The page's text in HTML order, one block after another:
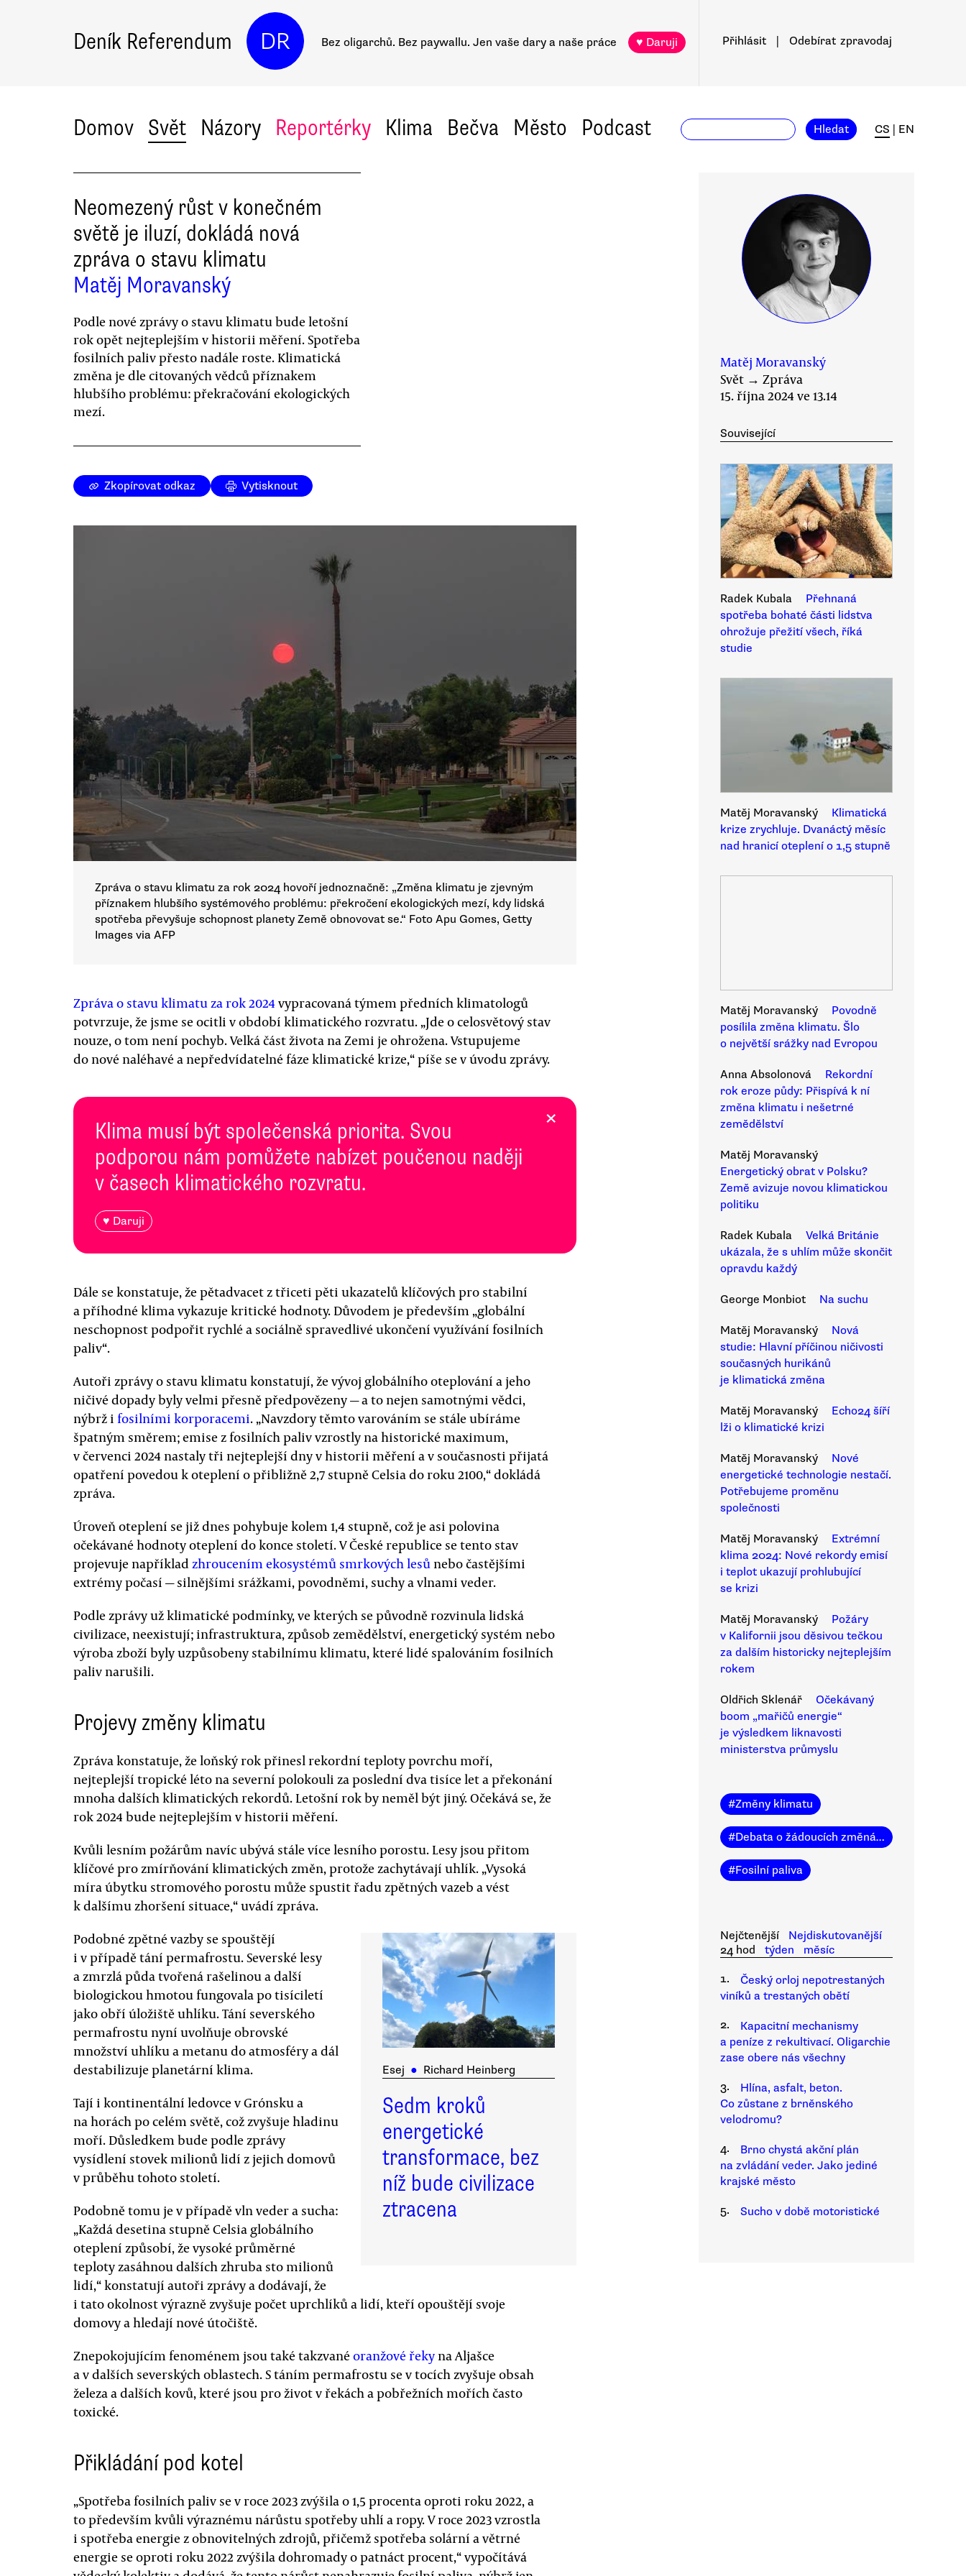
Deník Referendum DR Bez oligarchů. Bez paywallu. Jen vaše dary a naše práce ♥ Daruji Přihlásit Odebírat zpravodaj
Domov Svět Názory Reportérky Klima Bečva Město Podcast Hledat CS EN
Neomezený růst v konečném
světě je iluzí, dokládá nová
zpráva o stavu klimatu
Matěj Moravanský
Podle nové zprávy o stavu klimatu bude letošní
rok opět nejteplejším v historii měření. Spotřeba
fosilních paliv přesto nadále roste. Klimatická
změna je dle citovaných vědců příznakem
hlubšího problému: překračování ekologických
mezí.
Zkopírovat odkaz Vytisknout
Zpráva o stavu klimatu za rok 2024 hovoří jednoznačně: „Změna klimatu je zjevným
příznakem hlubšího systémového problému: překročení ekologických mezí, kdy lidská
spotřeba převyšuje schopnost planety Země obnovovat se.“ Foto Apu Gomes, Getty
Images via AFP
Zpráva o stavu klimatu za rok 2024 vypracovaná týmem předních klimatologů
potvrzuje, že jsme se ocitli v období klimatického rozvratu. „Jde o celosvětový stav
nouze, o tom není pochyb. Velká část života na Zemi je ohrožena. Vstupujeme
do nové naléhavé a nepředvídatelné fáze klimatické krize,“ píše se v úvodu zprávy.
Klima musí být společenská priorita. Svou
podporou nám pomůžete nabízet poučenou naději
v časech klimatického rozvratu.
♥ Daruji
×
Dále se konstatuje, že pětadvacet z třiceti pěti ukazatelů klíčových pro stabilní
a příhodné klima vykazuje kritické hodnoty. Důvodem je především „globální
neschopnost podpořit rychlé a sociálně spravedlivé ukončení využívání fosilních
paliv“.
Autoři zprávy o stavu klimatu konstatují, že vývoj globálního oteplování a jeho
ničivé dopady byly velmi přesně předpovězeny — a to nejen samotnými vědci,
nýbrž i fosilními korporacemi. „Navzdory těmto varováním se stále ubíráme
špatným směrem; emise z fosilních paliv vzrostly na historické maximum,
v červenci 2024 nastaly tři nejteplejší dny v historii měření a v současnosti přijatá
opatření povedou k oteplení o přibližně 2,7 stupně Celsia do roku 2100,“ dokládá
zpráva.
Úroveň oteplení se již dnes pohybuje kolem 1,4 stupně, což je asi polovina
očekávané hodnoty oteplení do konce století. V České republice se tento stav
projevuje například zhroucením ekosystémů smrkových lesůnebo častějšími
extrémy počasí — silnějšími srážkami, povodněmi, suchy a vlnami veder.
Podle zprávy už klimatické podmínky, ve kterých se původně rozvinula lidská
civilizace, neexistují; infrastruktura, způsob zemědělství, energetický systém nebo
výroba zboží byly uzpůsobeny stabilnímu klimatu, které lidé spalováním fosilních
paliv narušili.
Projevy změny klimatu
Zpráva konstatuje, že loňský rok přinesl rekordní teploty povrchu moří,
nejteplejší tropické léto na severní polokouli za poslední dva tisíce let a překonání
mnoha dalších klimatických rekordů. Letošní rok by neměl být jiný. Očekává se, že
rok 2024 bude nejteplejším v historii měření.
Kvůli lesním požárům navíc ubývá stále více lesního porostu. Lesy jsou přitom
klíčové pro zmírňování klimatických změn, protože zachytávají uhlík. „Vysoká
míra úbytku stromového porostu může spustit řadu zpětných vazeb a vést
k dalšímu zhoršení situace,“ uvádí zpráva.
Esej ● Richard Heinberg
Sedm kroků
energetické
transformace, bez
níž bude civilizace
ztracena
Podobné zpětné vazby se spouštějí
i v případě tání permafrostu. Severské lesy
a zmrzlá půda tvořená rašelinou a další
biologickou hmotou fungovala po tisíciletí
jako obří úložiště uhlíku. Tání severského
permafrostu nyní uvolňuje obrovské
množství uhlíku a metanu do atmosféry a dál
destabilizuje planetární klima.
Tají i kontinentální ledovce v Grónsku a
na horách po celém světě, což zvyšuje hladinu
moří. Důsledkem bude podle zprávy
vysídlení stovek milionů lidí z jejich domovů
v průběhu tohoto století.
Podobně tomu je v případě vln veder a sucha:
„Každá desetina stupně Celsia globálního
oteplení způsobí, že vysoké průměrné
teploty zasáhnou dalších zhruba sto milionů
lidí,“ konstatují autoři zprávy a dodávají, že
i tato okolnost výrazně zvyšuje počet uprchlíků a lidí, kteří opouštějí svoje
domovy a hledají nové útočiště.
Znepokojujícím fenoménem jsou také takzvanéoranžové řekyna Aljašce
a v dalších severských oblastech. S táním permafrostu se v tocích zvyšuje obsah
železa a dalších kovů, které jsou pro život v řekách a pobřežních mořích často
toxické.
Přikládání pod kotel
„Spotřeba fosilních paliv se v roce 2023 zvýšila o 1,5 procenta oproti roku 2022, a
to především kvůli výraznému nárůstu spotřeby uhlí a ropy. V roce 2023 vzrostla
i spotřeba energie z obnovitelných zdrojů, přičemž spotřeba solární a větrné
energie se oproti roku 2022 zvýšila dohromady o patnáct procent,“ vypočítává
Matěj Moravanský
Svět → Zpráva
15. října 2024 ve 13.14
Související
Radek Kubala
Přehnaná
spotřeba bohaté části lidstva
ohrožuje přežití všech, říká
studie
Matěj Moravanský
Klimatická
krize zrychluje. Dvanáctý měsíc
nad hranicí oteplení o 1,5 stupně
Matěj Moravanský
Povodně
posílila změna klimatu. Šlo
o největší srážky nad Evropou
Anna Absolonová
Rekordní
rok eroze půdy: Přispívá k ní
změna klimatu i nešetrné
zemědělství
Matěj Moravanský
Energetický obrat v Polsku?
Země avizuje novou klimatickou
politiku
Radek Kubala
Velká Británie
ukázala, že s uhlím může skončit
opravdu každý
George Monbiot Na suchu
Matěj Moravanský
Nová
studie: Hlavní příčinou ničivosti
současných hurikánů
je klimatická změna
Matěj Moravanský
Echo24 šíří
lži o klimatické krizi
Matěj Moravanský
Nové
energetické technologie nestačí.
Potřebujeme proměnu
společnosti
Matěj Moravanský
Extrémní
klima 2024: Nové rekordy emisí
i teplot ukazují prohlubující
se krizi
Matěj Moravanský
Požáry
v Kalifornii jsou děsivou tečkou
za dalším historicky nejteplejším
rokem
Oldřich Sklenář
Očekávaný
boom „mařičů energie“
je výsledkem liknavosti
ministerstva průmyslu
#Změny klimatu
#Debata o žádoucích změnách
#Fosilní paliva
Nejčtenější
Nejdiskutovanější
24 hod
týden
měsíc
1.
Český orloj nepotrestaných
viníků a trestaných obětí
2.
Kapacitní mechanismy
a peníze z rekultivací. Oligarchie
zase obere nás všechny
3.
Hlína, asfalt, beton.
Co zůstane z brněnského
velodromu?
4.
Brno chystá akční plán
na zvládání veder. Jako jediné
krajské město
5.
Sucho v době motoristické